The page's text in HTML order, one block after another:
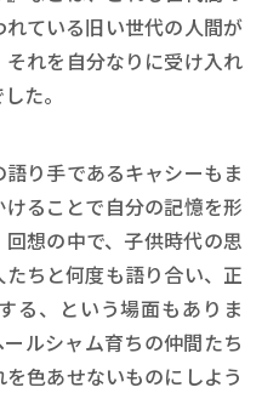
ている旧い世代の人間が
れを自分なりに受け入れ
た。
語り手であるキャシーもま
ることで自分の記憶を形
想の中で、子供時代の思
ちと何度も語り合い、正
る、という場面もありま
ルシャム育ちの仲間たち
色あせないものにしよう